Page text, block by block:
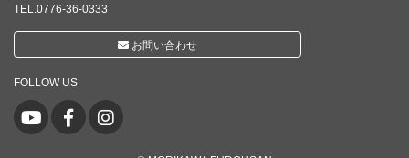
TEL.0776-36-0333
お問い合わせ
FOLLOW US